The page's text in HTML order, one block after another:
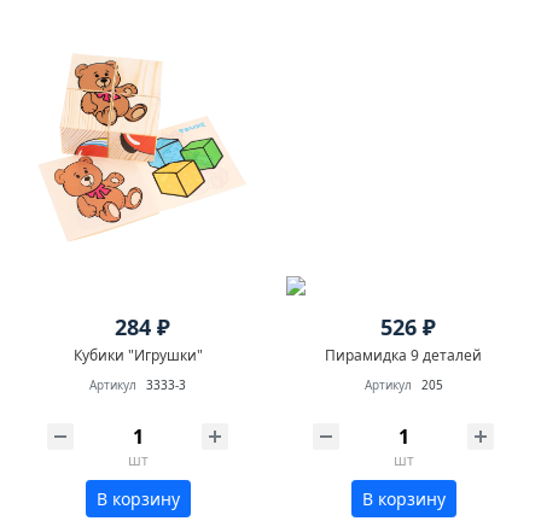
284 ₽
Кубики "Игрушки"
Артикул 3333-3
шт
В корзину
526 ₽
Пирамидка 9 деталей
Артикул 205
шт
В корзину